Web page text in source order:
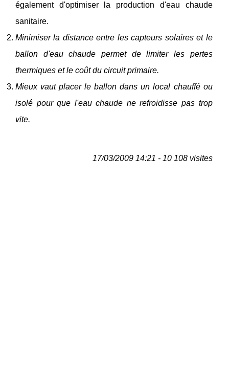
également d'optimiser la production d'eau chaude
sanitaire.
Minimiser la distance entre les capteurs solaires et le
ballon d'eau chaude permet de limiter les pertes
thermiques et le coût du circuit primaire.
Mieux vaut placer le ballon dans un local chauffé ou
isolé pour que l'eau chaude ne refroidisse pas trop
vite.
17/03/2009 14:21 - 10 108 visites